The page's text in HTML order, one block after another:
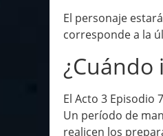
El personaje
corresponde a la
¿Cuándo
El Acto 3 Episodio
Un período de
realicen los